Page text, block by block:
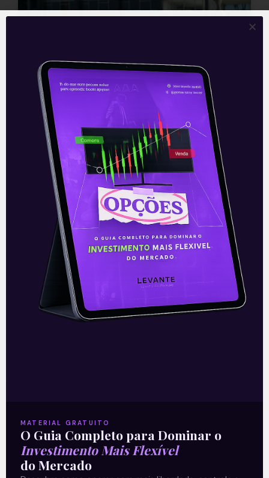
Prisão em segunda instância
deve ser revertida
Prisão em segunda instância deve ser
revertida O Supremo Tribunal Federal
(STF) ainda não terminou a discussão
sobre a execução provisória da pena
após condenação
Leia mais
25/10/2019
MATERIAL GRATUITO
O Guia Completo para Dominar o
Investimento Mais Flexível
do Mercado